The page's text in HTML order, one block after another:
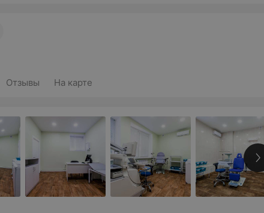
Отзывы На карте